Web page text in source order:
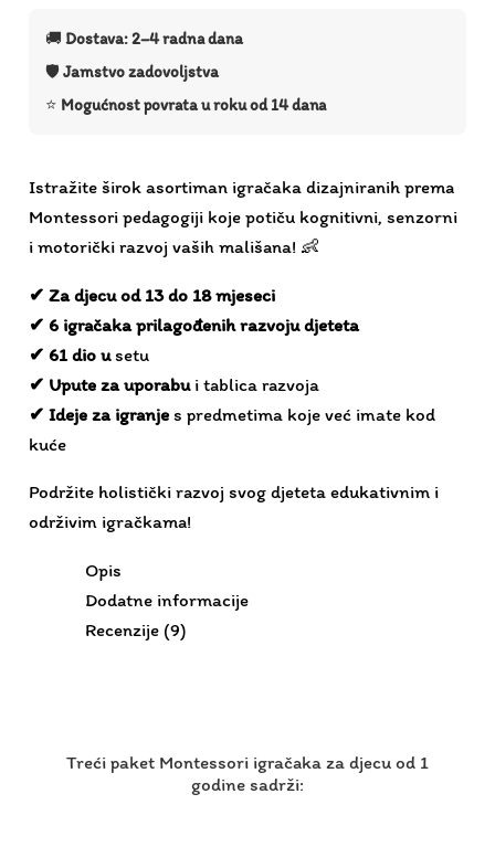
🚚Dostava: 2–4 radna dana
🛡️Jamstvo zadovoljstva
⭐ Mogućnost povrata u roku od 14 dana
Istražite širok asortiman igračaka dizajniranih prema
Montessori pedagogiji koje potiču kognitivni, senzorni
i motorički razvoj vaših mališana! 👶
✔ Za djecu od 13 do 18 mjeseci
✔ 6 igračaka prilagođenih razvoju djeteta
✔ 61 dio usetu
✔ Upute za uporabui tablica razvoja
✔ Ideje za igranje s predmetima koje već imate kod
kuće
Podržite holistički razvoj svog djeteta edukativnim i
održivim igračkama!
Opis
Dodatne informacije
Recenzije (9)
Treći paket Montessori igračaka za djecu od 1
godine sadrži: